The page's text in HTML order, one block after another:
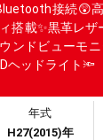
接続😲
搭載✨黒革レ
ンドビューモ
ヘッドライト🔦
年式
H27(2015)年